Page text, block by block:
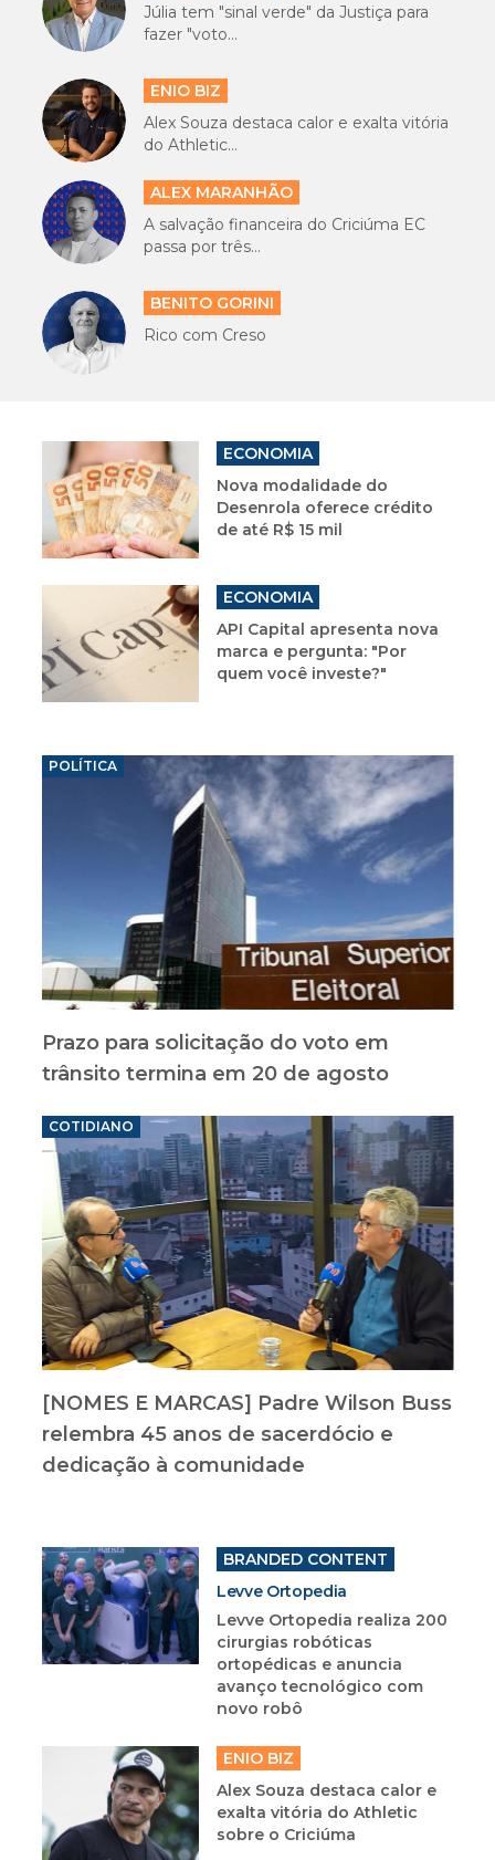
Júlia tem "sinal verde" da Justiça para
fazer "voto...
ENIO BIZ
Alex Souza destaca calor e exalta vitória
do Athletic...
ALEX MARANHÃO
A salvação financeira do Criciúma EC
passa por três...
BENITO GORINI
Rico com Creso
ECONOMIA
Nova modalidade do
Desenrola oferece crédito
de até R$ 15 mil
ECONOMIA
API Capital apresenta nova
marca e pergunta: "Por
quem você investe?"
POLÍTICA
Prazo para solicitação do voto em
trânsito termina em 20 de agosto
COTIDIANO
[NOMES E MARCAS] Padre Wilson Buss
relembra 45 anos de sacerdócio e
dedicação à comunidade
BRANDED CONTENT
Levve Ortopedia
Levve Ortopedia realiza 200
cirurgias robóticas
ortopédicas e anuncia
avanço tecnológico com
novo robô
ENIO BIZ
Alex Souza destaca calor e
exalta vitória do Athletic
sobre o Criciúma